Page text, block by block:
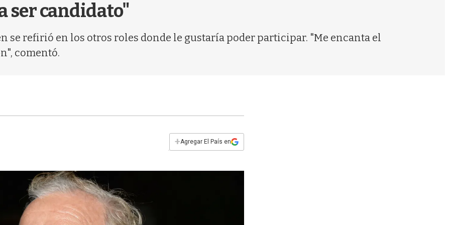
ser candidato"
se refirió en los otros roles donde le gustaría poder participar. "Me encanta el
comentó.
+Agregar El País en